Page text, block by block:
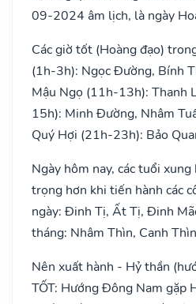
09-2024 âm lịch, là ngày
Các giờ tốt (Hoàng đạo)
(1h-3h): Ngọc Đường, Bính
Mậu Ngọ (11h-13h): Thanh
15h): Minh Đường, Nhâm
Quý Hợi (21h-23h): Bảo
Ngày hôm nay, các tuổi xung
trọng hơn khi tiến hành các
ngày: Đinh Tị, Ất Tị, Đinh
tháng: Nhâm Thìn, Canh
Nên xuất hành - Hỷ thần
TỐT: Hướng Đông Nam gặp